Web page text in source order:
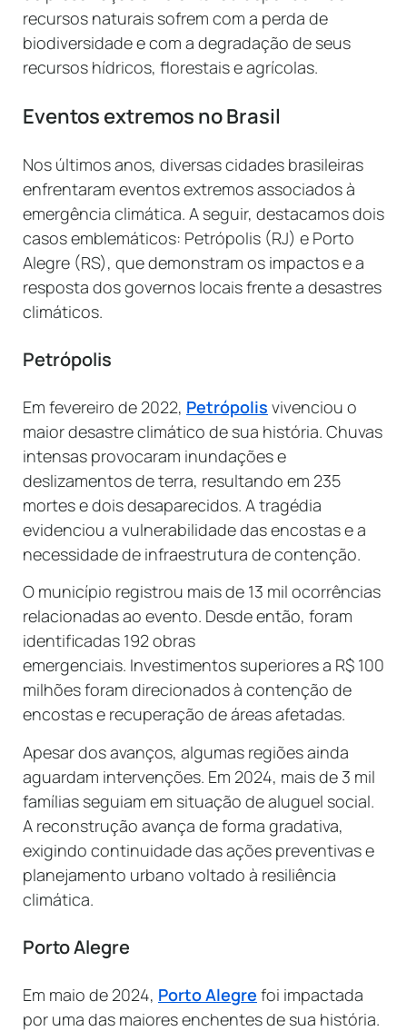
recursos naturais sofrem com a perda de
biodiversidade e com a degradação de seus
recursos hídricos, florestais e agrícolas.
Eventos extremos no Brasil
Nos últimos anos, diversas cidades brasileiras
enfrentaram eventos extremos associados à
emergência climática. A seguir, destacamos dois
casos emblemáticos: Petrópolis (RJ) e Porto
Alegre (RS), que demonstram os impactos e a
resposta dos governos locais frente a desastres
climáticos.
Petrópolis
Em fevereiro de 2022, Petrópolis vivenciou o
maior desastre climático de sua história. Chuvas
intensas provocaram inundações e
deslizamentos de terra, resultando em 235
mortes e dois desaparecidos. A tragédia
evidenciou a vulnerabilidade das encostas e a
necessidade de infraestrutura de contenção.
O município registrou mais de 13 mil ocorrências
relacionadas ao evento. Desde então, foram
identificadas 192 obras
emergenciais. Investimentos superiores a R$ 100
milhões foram direcionados à contenção de
encostas e recuperação de áreas afetadas.
Apesar dos avanços, algumas regiões ainda
aguardam intervenções. Em 2024, mais de 3 mil
famílias seguiam em situação de aluguel social.
A reconstrução avança de forma gradativa,
exigindo continuidade das ações preventivas e
planejamento urbano voltado à resiliência
climática.
Porto Alegre
Em maio de 2024, Porto Alegre foi impactada
por uma das maiores enchentes de sua história.